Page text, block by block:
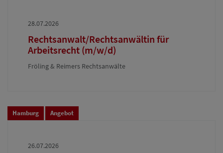
28.07.2026
Rechtsanwalt/Rechtsanwältin für
Arbeitsrecht (m/w/d)
Fröling & Reimers Rechtsanwälte
Hamburg Angebot
26.07.2026